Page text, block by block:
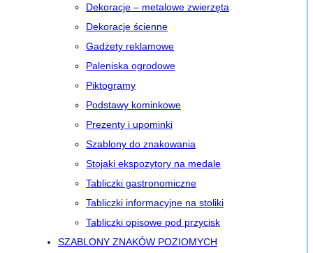
Dekoracje – metalowe zwierzęta
Dekoracje ścienne
Gadżety reklamowe
Paleniska ogrodowe
Piktogramy
Podstawy kominkowe
Prezenty i upominki
Szablony do znakowania
Stojaki ekspozytory na medale
Tabliczki gastronomiczne
Tabliczki informacyjne na stoliki
Tabliczki opisowe pod przycisk
SZABLONY ZNAKÓW POZIOMYCH